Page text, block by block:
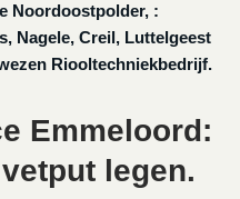
Noordoostpolder, :
Nagele, Creil, Luttelgeest
Riooltechniekbedrijf.
Emmeloord:
legen.